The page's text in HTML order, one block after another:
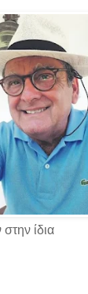
ίδια